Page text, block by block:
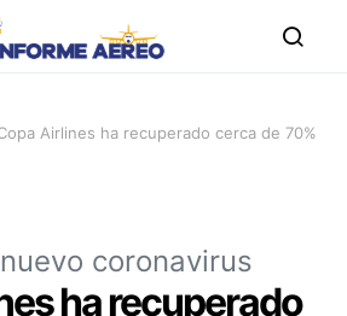
Airlines ha recuperado cerca de 70%
coronavirus
ha recuperado